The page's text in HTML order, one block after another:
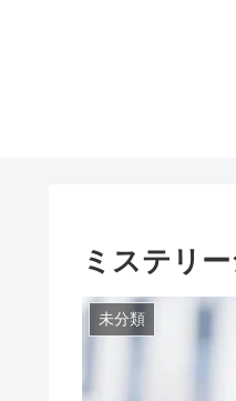
ミステリ
未分類